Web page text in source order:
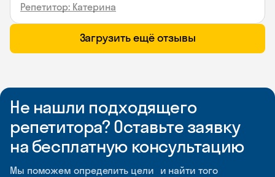
Репетитор: Катерина
Загрузить ещё отзывы
Не нашли подходящего
репетитора? Оставьте заявку
на бесплатную консультацию
Мы поможем определить цели и найти того